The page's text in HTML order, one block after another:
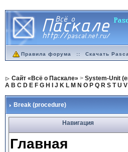
Правила форума :: Скачать
Сайт «Всё о Паскале» > System-Unit
A B C D E F G H J K L M N O P Q R S T U V
Break (procedure)
Навигация
Главная